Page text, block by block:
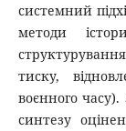
системний
методи
тиску,
воєнного
синтезу